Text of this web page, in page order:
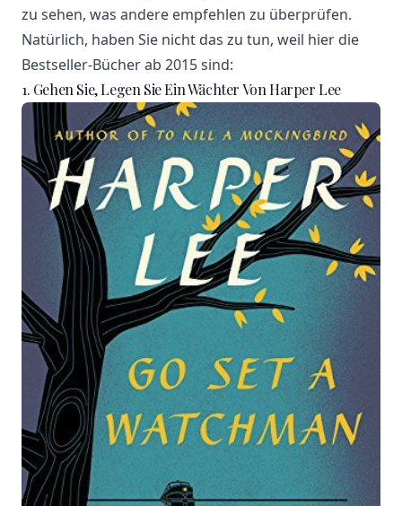
zu sehen, was andere empfehlen zu überprüfen.
Natürlich, haben Sie nicht das zu tun, weil hier die
Bestseller-Bücher ab 2015 sind:
1. Gehen Sie, Legen Sie Ein Wächter Von Harper Lee